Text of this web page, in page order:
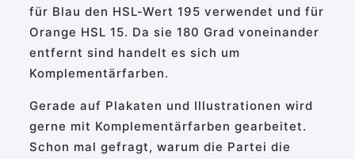
für Blau den HSL-Wert 195 verwendet und für
Orange HSL 15. Da sie 180 Grad voneinander
entfernt sind handelt es sich um
Komplementärfarben.
Gerade auf Plakaten und Illustrationen wird
gerne mit Komplementärfarben gearbeitet.
Schon mal gefragt, warum die Partei die